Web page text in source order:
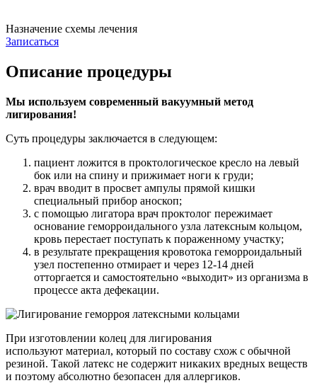
Назначение схемы лечения
Записаться
Описание процедуры
Мы используем современный вакуумный метод
лигирования!
Суть процедуры заключается в следующем:
пациент ложится в проктологическое кресло на левый
бок или на спину и прижимает ноги к груди;
врач вводит в просвет ампулы прямой кишки
специальный прибор аноскоп;
с помощью лигатора врач проктолог пережимает
основание геморроидального узла латексным кольцом,
кровь перестает поступать к пораженному участку;
в результате прекращения кровотока геморроидальный
узел постепенно отмирает и через 12-14 дней
отторгается и самостоятельно «выходит» из организма в
процессе акта дефекации.
При изготовлении колец для лигирования
используют материал, который по составу схож с обычной
резиной. Такой латекс не содержит никаких вредных веществ
и поэтому абсолютно безопасен для аллергиков.